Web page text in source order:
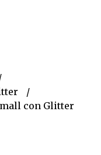
con Glitter